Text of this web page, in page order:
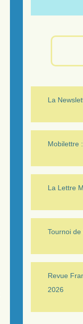
La
Mobilettre
La Lettre
Tournoi
Revue
2026